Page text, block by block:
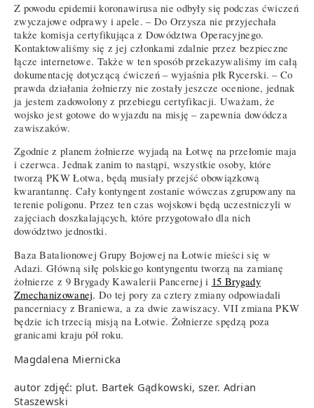
Z powodu epidemii koronawirusa nie odbyły się podczas ćwiczeń
zwyczajowe odprawy i apele. – Do Orzysza nie przyjechała
także komisja certyfikująca z Dowództwa Operacyjnego.
Kontaktowaliśmy się z jej członkami zdalnie przez bezpieczne
łącze internetowe. Także w ten sposób przekazywaliśmy im całą
dokumentację dotyczącą ćwiczeń – wyjaśnia płk Rycerski. – Co
prawda działania żołnierzy nie zostały jeszcze ocenione, jednak
ja jestem zadowolony z przebiegu certyfikacji. Uważam, że
wojsko jest gotowe do wyjazdu na misję – zapewnia dowódcza
zawiszaków.
Zgodnie z planem żołnierze wyjadą na Łotwę na przełomie maja
i czerwca. Jednak zanim to nastąpi, wszystkie osoby, które
tworzą PKW Łotwa, będą musiały przejść obowiązkową
kwarantannę. Cały kontyngent zostanie wówczas zgrupowany na
terenie poligonu. Przez ten czas wojskowi będą uczestniczyli w
zajęciach doszkalających, które przygotowało dla nich
dowództwo jednostki.
Baza Batalionowej Grupy Bojowej na Łotwie mieści się w
Adazi. Główną siłę polskiego kontyngentu tworzą na zamianę
żołnierze z 9 Brygady Kawalerii Pancernej i 15 Brygady
Zmechanizowanej. Do tej pory za cztery zmiany odpowiadali
pancerniacy z Braniewa, a za dwie zawiszacy. VII zmiana PKW
będzie ich trzecią misją na Łotwie. Żołnierze spędzą poza
granicami kraju pół roku.
Magdalena Miernicka
autor zdjęć: plut. Bartek Gądkowski, szer. Adrian
Staszewski